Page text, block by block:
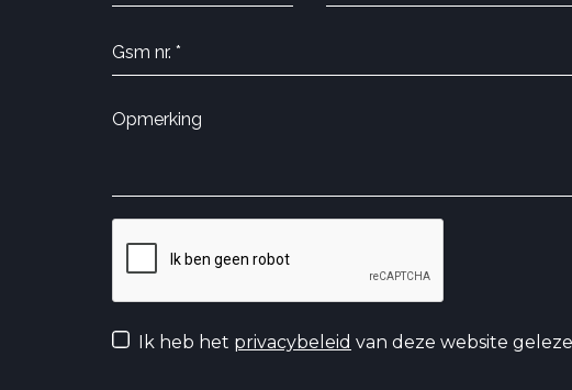
Ik heb het privacybeleid van deze website